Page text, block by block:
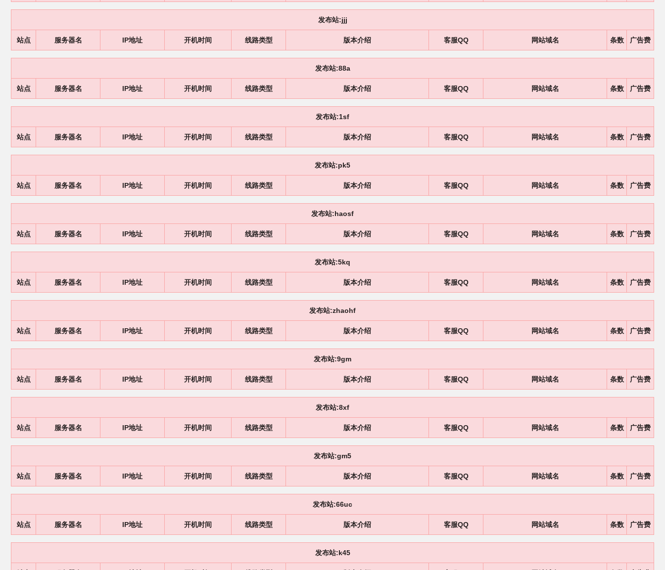
发布站:jjj
站点 服务器名 IP地址 开机时间 线路类型 版本介绍 客服QQ 网站域名 条数 广告费
发布站:88a
站点 服务器名 IP地址 开机时间 线路类型 版本介绍 客服QQ 网站域名 条数 广告费
发布站:1sf
站点 服务器名 IP地址 开机时间 线路类型 版本介绍 客服QQ 网站域名 条数 广告费
发布站:pk5
站点 服务器名 IP地址 开机时间 线路类型 版本介绍 客服QQ 网站域名 条数 广告费
发布站:haosf
站点 服务器名 IP地址 开机时间 线路类型 版本介绍 客服QQ 网站域名 条数 广告费
发布站:5kq
站点 服务器名 IP地址 开机时间 线路类型 版本介绍 客服QQ 网站域名 条数 广告费
发布站:zhaohf
站点 服务器名 IP地址 开机时间 线路类型 版本介绍 客服QQ 网站域名 条数 广告费
发布站:9gm
站点 服务器名 IP地址 开机时间 线路类型 版本介绍 客服QQ 网站域名 条数 广告费
发布站:8xf
站点 服务器名 IP地址 开机时间 线路类型 版本介绍 客服QQ 网站域名 条数 广告费
发布站:gm5
站点 服务器名 IP地址 开机时间 线路类型 版本介绍 客服QQ 网站域名 条数 广告费
发布站:66uc
站点 服务器名 IP地址 开机时间 线路类型 版本介绍 客服QQ 网站域名 条数 广告费
发布站:k45